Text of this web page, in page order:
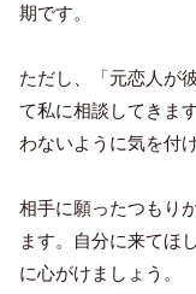
期です。
ただし、「元恋人が
て私に相談してきま
わないように気を付
相手に願ったつもり
ます。自分に来てほ
に心がけましょう。